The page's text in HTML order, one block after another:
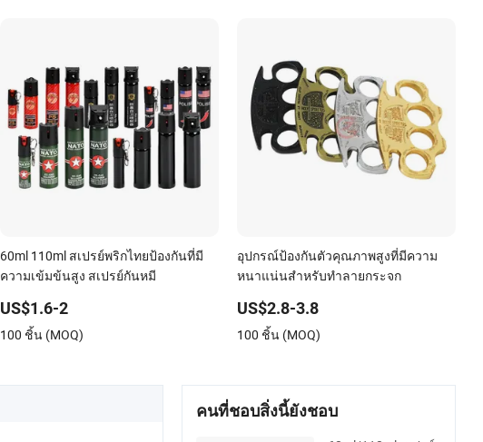
60ml 110ml สเปรย์พริกไทยป้องกันที่มี
ความเข้มข้นสูง สเปรย์กันหมี
US$1.6-2
100 ชิ้น (MOQ)
อุปกรณ์ป้องกันตัวคุณภาพสูงที่มีความ
หนาแน่นสำหรับทำลายกระจก
US$2.8-3.8
100 ชิ้น (MOQ)
คนที่ชอบสิ่งนี้ยังชอบ